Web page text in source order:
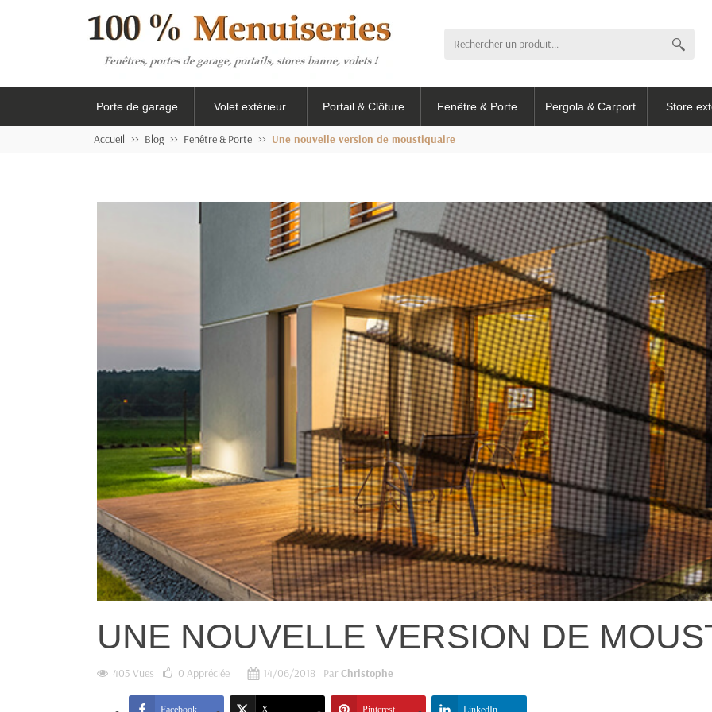
Porte de garage Volet extérieur Portail & Clôture Fenêtre & Porte Pergola & Carport Store
Accueil Blog Fenêtre & Porte Une nouvelle version de moustiquaire
UNE NOUVELLE VERSION DE
405 Vues 0 Appréciée 14/06/2018 ParChristophe
Facebook X Pinterest LinkedIn